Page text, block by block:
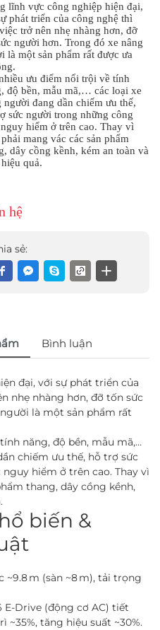
lĩnh vực công nghiệp hiện đại,
phát triển của công nghệ thì
trở nên nhẹ nhàng hơn, đỡ
người hơn. Trong đó xe nâng
là một sản phẩm rất được ưa
ưu điểm nổi trội về tính
độ bền, mẫu mã,… các loại xe
người đang dần chiếm ưu thế,
sức người trong những công
hiểm ở trên cao. Thay vì
mang vác các sản phẩm
dây cồng kềnh, kém an toàn và
quả.
hệ
sẻ:
Bình luận
đại, với sự phát triển của
nhẹ nhàng hơn, đỡ tốn sức
là một sản phẩm rất
năng, độ bền, mẫu mã,…
chiếm ưu thế, hỗ trợ sức
hiểm ở trên cao. Thay vì
thang, dây cồng kềnh,
biến &
~9.8 m (sàn ~8 m), tải trọng
E-Drive (động cơ AC) tiết
~35%, tăng hiệu suất ~30%.